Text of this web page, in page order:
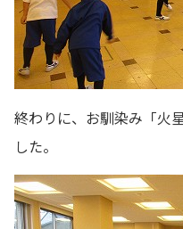
終わりに、お馴染み「火
した。